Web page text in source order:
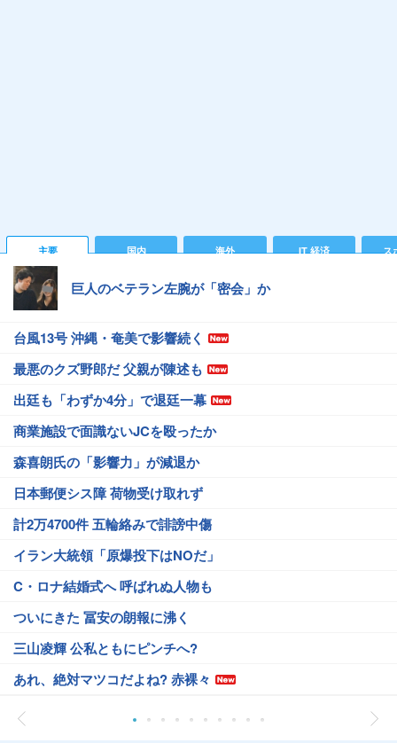
主要 国内 海外 IT 経済 ス
巨人のベテラン左腕が「密会」か
台風13号 沖縄・奄美で影響続く
最悪のクズ野郎だ 父親が陳述も
出廷も「わずか4分」で退廷一幕
商業施設で面識ないJCを殴ったか
森喜朗氏の「影響力」が減退か
日本郵便シス障 荷物受け取れず
計2万4700件 五輪絡みで誹謗中傷
イラン大統領「原爆投下はNOだ」
C・ロナ結婚式へ 呼ばれぬ人物も
ついにきた 冨安の朗報に沸く
三山凌輝 公私ともにピンチへ?
あれ、絶対マツコだよね? 赤裸々